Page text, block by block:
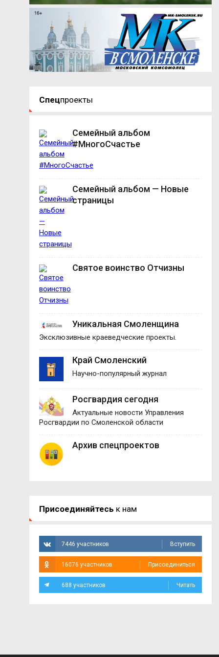
Спецпроекты
Семейный альбом
#МногоСчастье
Семейный альбом — Новые
страницы
Святое воинство Отчизны
Уникальная Смоленщина
Эксклюзивные краеведческие проекты.
Край Смоленский
Научно-популярный журнал
Росгвардия сегодня
Актуальные новости Управления
Росгвардии по Смоленской области
Архив спецпроектов
Присоединяйтесь к нам
7446 участников Вступить
16076 участников Присоединиться
688 участников Читать